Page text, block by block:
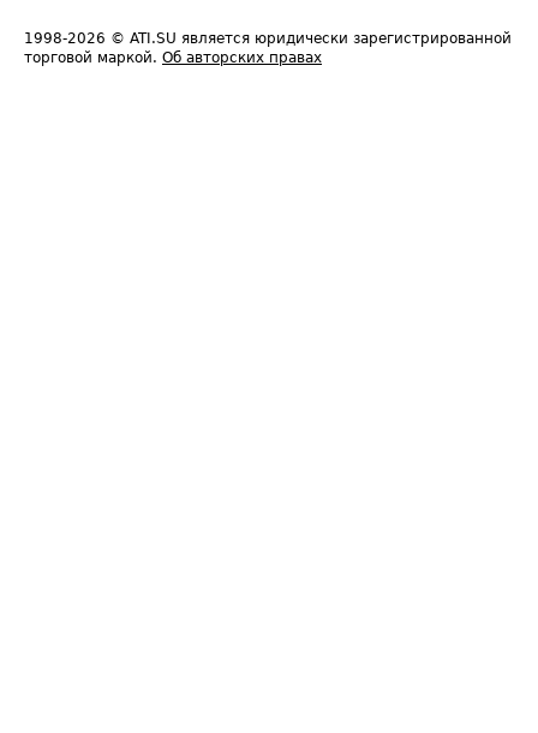
1998-2026 © ATI.SU является юридически зарегистрированной
торговой маркой. Об авторских правах